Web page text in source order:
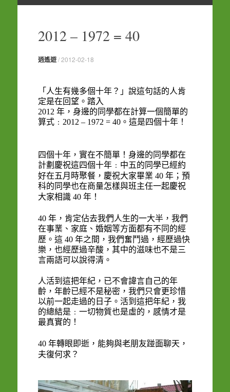
content2012 – 1972 = 40
逍遙遊/2012-02-18
「人生有幾多個十年？」說這句話的人肯
定是在回望。踏入
2012 年，身邊的同學都在計算一個簡單的
算式﹕ 2012 – 1972 = 40。這是四個十年！
四個十年，實在不簡單！身邊的同學都在
計劃慶祝這四個十年﹕中五的同學已經約
好在五月時聚餐，慶祝大家畢業 40 年；預
科的同學也在商量怎樣與班主任一起慶祝
大家相識 40 年！
40 年，肯定佔去我們人生的一大半，我們
在事業、家庭、婚姻等方面都有不同的經
歷。這 40 年之間，我們奮鬥過，經歷過快
樂，也經歷過辛酸，其中的滋味也不是三
言兩語可以說得清。
人活到這把年紀，已不會諱言自己的年
齡，年齡已經不是秘密，我們只會更珍惜
以前一起走過的日子。活到這把年紀，我
的總結是﹕一切物質也是虛的，感情才是
最真實的！
40 年轉眼即逝，能夠與老朋友踫面聊天，
夫復何求？